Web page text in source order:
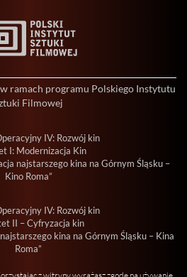
ramach programu Polskiego Instytutu
Filmowej
IV: Rozwój kin
I: Modernizacja Kin
najstarszego kina na Górnym Śląsku –
Kino Roma”
IV: Rozwój kin
II – Cyfryzacja kin
kina na Górnym Śląsku – Kina
Roma”